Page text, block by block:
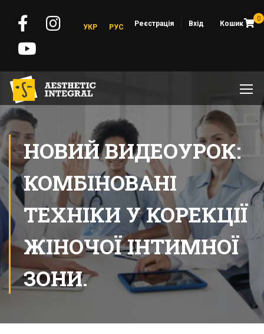
0
Реєстрація Вхід Кошик
УКР РУС
НОВИЙ ВИДЕОУРОК:
КОМБІНОВАНІ
ТЕХНІКИ У КОРЕКЦІЇ
ЖІНОЧОЇ ІНТИМНОЇ
ЗОНИ.